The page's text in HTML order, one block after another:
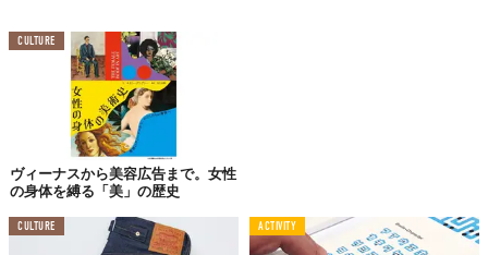
これは、「 Electrohamonix
」というカタカナをベースにデザイン
された英語フォントです。カタカナを知らない外国人からすれ
CULTURE
ヴィーナスから美容広告まで。女性
の身体を縛る「美」の歴史
CULTURE ACTIVITY